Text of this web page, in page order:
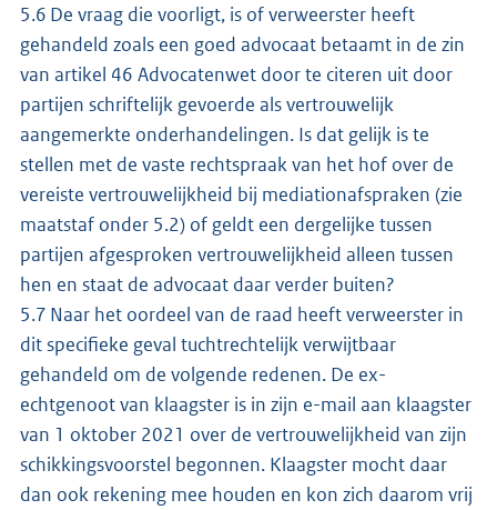
5.6 De vraag die voorligt, is of verweerster heeft
gehandeld zoals een goed advocaat betaamt in de zin
van artikel 46 Advocatenwet door te citeren uit door
partijen schriftelijk gevoerde als vertrouwelijk
aangemerkte onderhandelingen. Is dat gelijk is te
stellen met de vaste rechtspraak van het hof over de
vereiste vertrouwelijkheid bij mediationafspraken (zie
maatstaf onder 5.2) of geldt een dergelijke tussen
partijen afgesproken vertrouwelijkheid alleen tussen
hen en staat de advocaat daar verder buiten?
5.7 Naar het oordeel van de raad heeft verweerster in
dit specifieke geval tuchtrechtelijk verwijtbaar
gehandeld om de volgende redenen. De ex-
echtgenoot van klaagster is in zijn e-mail aan klaagster
van 1 oktober 2021 over de vertrouwelijkheid van zijn
schikkingsvoorstel begonnen. Klaagster mocht daar
dan ook rekening mee houden en kon zich daarom vrij